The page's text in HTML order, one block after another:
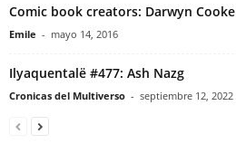
Comic book creators: Darwyn Cooke
Emile - mayo 14, 2016
Ilyaquentalë #477: Ash Nazg
Cronicas del Multiverso - septiembre 12, 2022